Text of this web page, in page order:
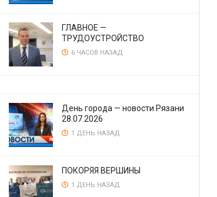
ГЛАВНОЕ —
ТРУДОУСТРОЙСТВО
6 ЧАСОВ НАЗАД
День города — новости Рязани
28.07.2026
1 ДЕНЬ НАЗАД
ПОКОРЯЯ ВЕРШИНЫ
1 ДЕНЬ НАЗАД